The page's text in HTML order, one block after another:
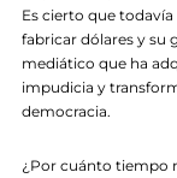
Es cierto que
fabricar dólares y su
mediático que ha
impudicia y
democracia.
¿Por cuánto tiempo